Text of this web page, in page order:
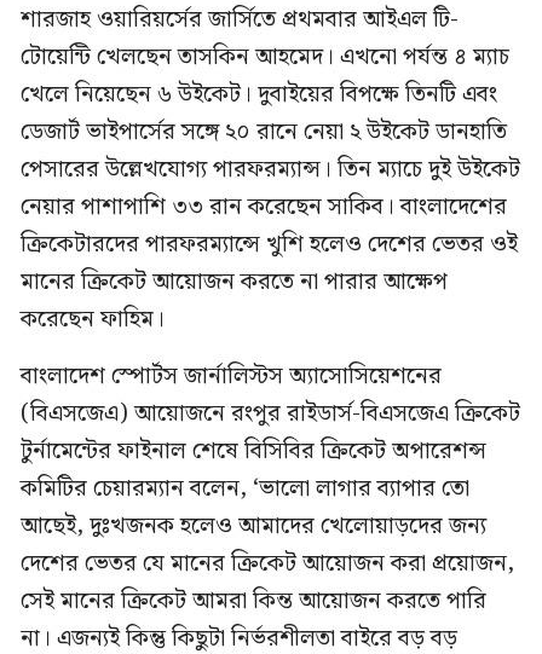
শারজাহ ওয়ারিয়র্সের জার্সিতে প্রথমবার আইএল টি-
টোয়েন্টি খেলছেন তাসকিন আহমেদ। এখনো পর্যন্ত ৪ ম্যাচ
খেলে নিয়েছেন ৬ উইকেট। দুবাইয়ের বিপক্ষে তিনটি এবং
ডেজার্ট ভাইপার্সের সঙ্গে ২০ রানে নেয়া ২ উইকেট ডানহাতি
পেসারের উল্লেখযোগ্য পারফরম্যান্স। তিন ম্যাচে দুই উইকেট
নেয়ার পাশাপাশি ৩৩ রান করেছেন সাকিব। বাংলাদেশের
ক্রিকেটারদের পারফরম্যান্সে খুশি হলেও দেশের ভেতর ওই
মানের ক্রিকেট আয়োজন করতে না পারার আক্ষেপ
করেছেন ফাহিম।
বাংলাদেশ স্পোর্টস জার্নালিস্টস অ্যাসোসিয়েশনের
(বিএসজেএ) আয়োজনে রংপুর রাইডার্স-বিএসজেএ ক্রিকেট
টুর্নামেন্টের ফাইনাল শেষে বিসিবির ক্রিকেট অপারেশন্স
কমিটির চেয়ারম্যান বলেন, ‘ভালো লাগার ব্যাপার তো
আছেই, দুঃখজনক হলেও আমাদের খেলোয়াড়দের জন্য
দেশের ভেতর যে মানের ক্রিকেট আয়োজন করা প্রয়োজন,
সেই মানের ক্রিকেট আমরা কিন্ত আয়োজন করতে পারি
না। এজন্যই কিন্তু কিছুটা নির্ভরশীলতা বাইরে বড় বড়